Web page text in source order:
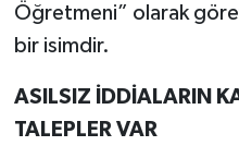
Öğretmeni” olarak
bir isimdir.
ASILSIZ İDDİALARIN
TALEPLER VAR